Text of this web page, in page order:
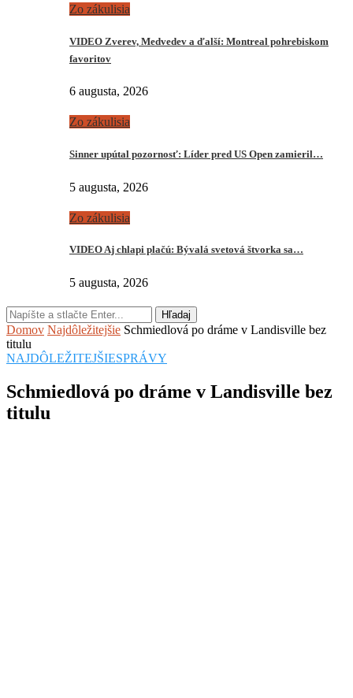
Zo zákulisia
VIDEO Zverev, Medvedev a ďalší: Montreal pohrebiskom
favoritov
6 augusta, 2026
Zo zákulisia
Sinner upútal pozornosť: Líder pred US Open zamieril…
5 augusta, 2026
Zo zákulisia
VIDEO Aj chlapi plačú: Bývalá svetová štvorka sa…
5 augusta, 2026
Hľadaj
Domov Najdôležitejšie Schmiedlová po dráme v Landisville bez
titulu
NAJDÔLEŽITEJŠIESPRÁVY
Schmiedlová po dráme v Landisville bez
titulu